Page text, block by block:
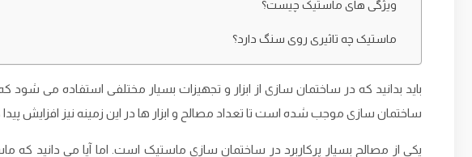
ویژگی های ماستیک چیست؟
ماستیک چه تاثیری روی سنگ دارد؟
باید بدانید که در ساختمان ‌سازی از ابزار و تجهیزات بسیار مختلفی استفاده می
ساختمان‌ سازی موجب شده است تا تعداد مصالح و ابزار ها در این زمینه نیز افزایش پیدا
یکی از مصالح بسیار پرکاربرد در ساختمان ‌سازی ماستیک است. اما آیا می ‌دانید که